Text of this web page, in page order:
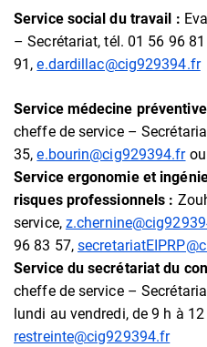
Service social du travail :
– Secrétariat, tél. 01 56 96 81
91,e.dardillac@cig929394.fr
Service médecine
cheffe de service –
35,e.bourin@cig929394.frou
Service ergonomie et
risques professionnels :
service,
96 83 57,
Service du secrétariat du
cheffe de service –
lundi au vendredi, de 9 h à 12
restreinte@cig929394.fr